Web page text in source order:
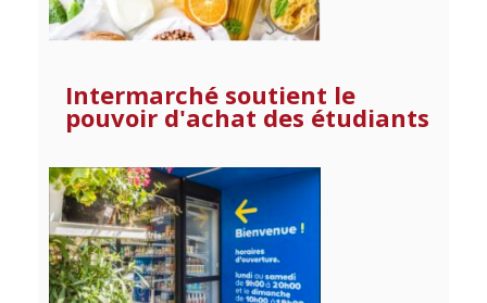
Intermarché soutient le
pouvoir d'achat des étudiants